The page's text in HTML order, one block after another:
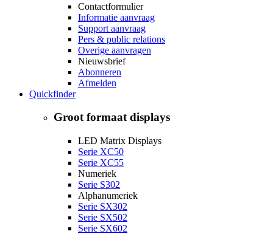
Contactformulier
Informatie aanvraag
Support aanvraag
Pers & public relations
Overige aanvragen
Nieuwsbrief
Abonneren
Afmelden
Quickfinder
Groot formaat displays
LED Matrix Displays
Serie XC50
Serie XC55
Numeriek
Serie S302
Alphanumeriek
Serie SX302
Serie SX502
Serie SX602